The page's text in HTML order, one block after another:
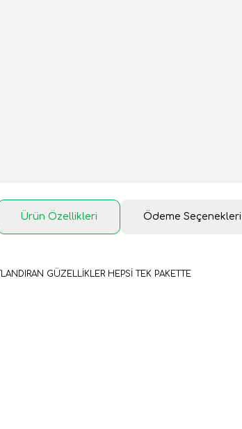
Ürün Özellikleri Ödeme Seçenekleri
GÜZELLİKLER HEPSİ TEK PAKETTE